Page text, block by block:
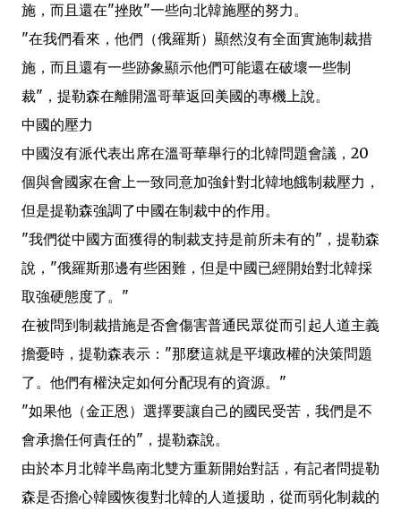
施，而且還在"挫敗"一些向北韓施壓的努力。
"在我們看來，他們（俄羅斯）顯然沒有全面實施制裁措
施，而且還有一些跡象顯示他們可能還在破壞一些制
裁"，提勒森在離開溫哥華返回美國的專機上說。
中國的壓力
中國沒有派代表出席在溫哥華舉行的北韓問題會議，20
個與會國家在會上一致同意加強針對北韓地餓制裁壓力，
但是提勒森強調了中國在制裁中的作用。
"我們從中國方面獲得的制裁支持是前所未有的"，提勒森
說，"俄羅斯那邊有些困難，但是中國已經開始對北韓採
取強硬態度了。"
在被問到制裁措施是否會傷害普通民眾從而引起人道主義
擔憂時，提勒森表示："那麼這就是平壤政權的決策問題
了。他們有權決定如何分配現有的資源。"
"如果他（金正恩）選擇要讓自己的國民受苦，我們是不
會承擔任何責任的"，提勒森說。
由於本月北韓半島南北雙方重新開始對話，有記者問提勒
森是否擔心韓國恢復對北韓的人道援助，從而弱化制裁的